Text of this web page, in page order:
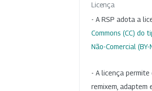
Licença
- A RSP adota a
Commons (CC) do
Não-Comercial (BY-
- A licença permite
remixem, adaptem